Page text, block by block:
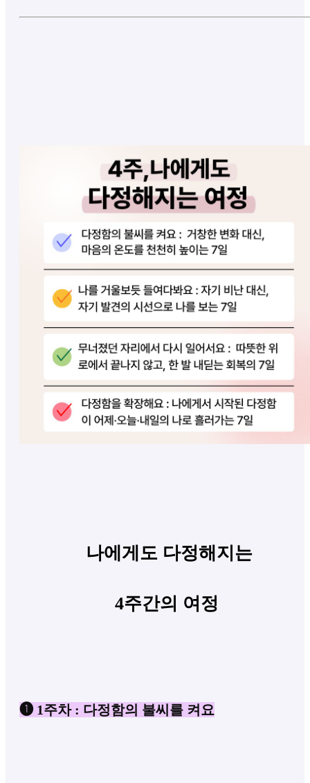
나에게도 다정해지는
4주간의 여정
❶ 1주차 : 다정함의 불씨를 켜요